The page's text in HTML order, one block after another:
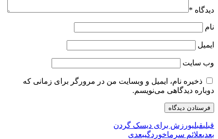
دیدگاه *
نام
ایمیل
وب‌ سایت
ذخیره نام، ایمیل و وبسایت من در مرورگر برای زمانی که
دوباره دیدگاهی می‌نویسم.
قبلیقبلیورزش برای دیسک گردن
بعدیعلائم سرماخوردگیبعدی